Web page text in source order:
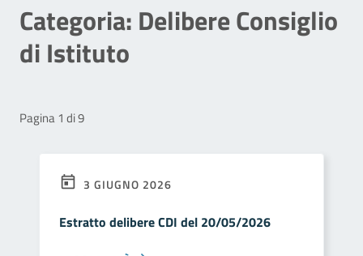
Categoria: Delibere Consiglio
di Istituto
Pagina 1 di 9
3 GIUGNO 2026
Estratto delibere CDI del 20/05/2026